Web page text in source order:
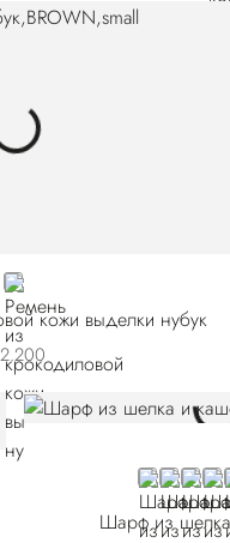
BROWN
кожи выделки нубук
WHITE
BLACK
BLUE
Шарф из